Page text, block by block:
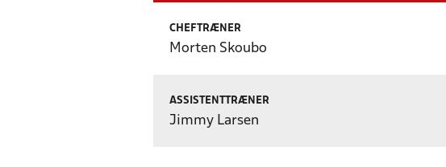
CHEFTRÆNER
Morten Skoubo
ASSISTENTTRÆNER
Jimmy Larsen